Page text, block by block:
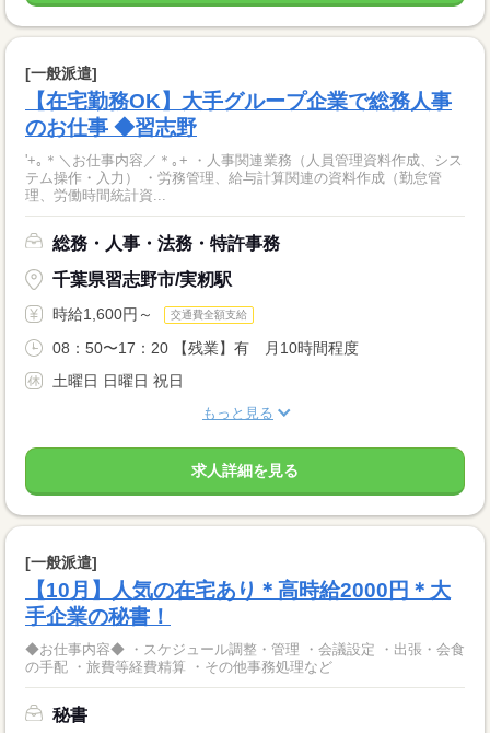
[一般派遣]
【在宅勤務OK】大手グループ企業で総務人事
のお仕事 ◆習志野
'+｡＊＼お仕事内容／＊｡+ ・人事関連業務（人員管理資料作成、シス
テム操作・入力） ・労務管理、給与計算関連の資料作成（勤怠管
理、労働時間統計資...
総務・人事・法務・特許事務
千葉県習志野市/実籾駅
時給1,600円～ 交通費全額支給
08：50〜17：20 【残業】有 月10時間程度
土曜日 日曜日 祝日
もっと見る
求人詳細を見る
[一般派遣]
【10月】人気の在宅あり＊高時給2000円＊大
手企業の秘書！
◆お仕事内容◆ ・スケジュール調整・管理 ・会議設定 ・出張・会食
の手配 ・旅費等経費精算 ・その他事務処理など
秘書